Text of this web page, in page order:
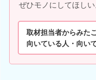
ぜひモノにしてほしい
取材担当者からみた
向いている人・向い